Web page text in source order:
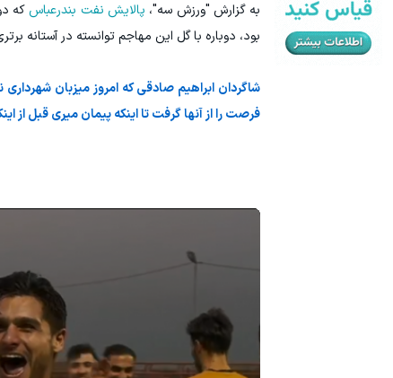
به گزارش "ورزش سه"، پالایش نفت بندرعباس که
بود، دوباره با گل این مهاجم توانسته در آستانه
شاگردان ابراهیم صادقی که امروز میزبان
فرصت را از آنها گرفت تا اینکه پیمان میری قبل از